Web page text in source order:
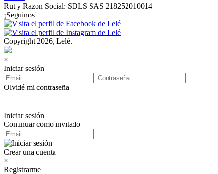
Rut y Razon Social: SDLS SAS 218252010014
¡Seguinos!
Copyright 2026, Lelé.
×
Iniciar sesión
Olvidé mi contraseña
Iniciar sesión
Continuar como invitado
Crear una cuenta
×
Registrarme